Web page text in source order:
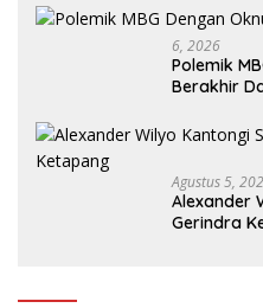
6, 2026
Polemik
Berakhir
Agustus 5,
Alexander
Gerindra